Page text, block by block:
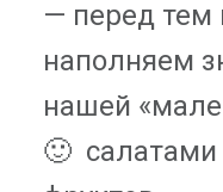
— перед тем
наполняем
нашей
🙂